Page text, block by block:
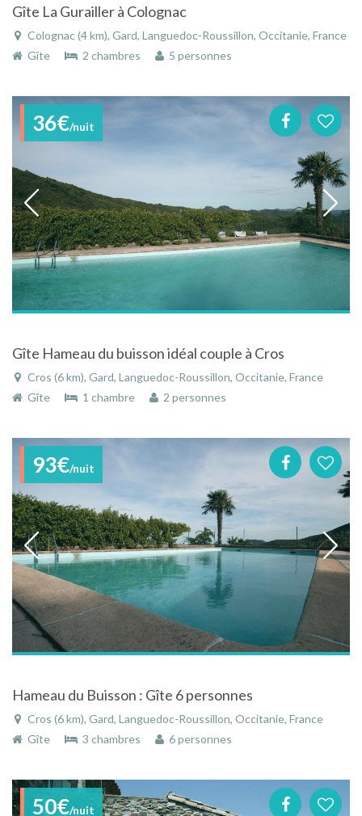
Gîte La Gurailler à Colognac
Colognac (4 km), Gard, Languedoc-Roussillon, Occitanie, France
Gîte
2 chambres 5 personnes
36€/nuit
Gîte Hameau du buisson idéal couple à Cros
Cros (6 km), Gard, Languedoc-Roussillon, Occitanie, France
Gîte
1 chambre 2 personnes
93€/nuit
Hameau du Buisson : Gîte 6 personnes
Cros (6 km), Gard, Languedoc-Roussillon, Occitanie, France
Gîte
3 chambres 6 personnes
50€/nuit